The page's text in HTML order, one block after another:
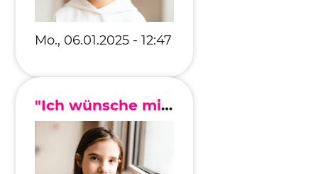
Mo., 06.01.2025 - 12:47
"Ich wünsche mir, dass der Krieg aufhört."